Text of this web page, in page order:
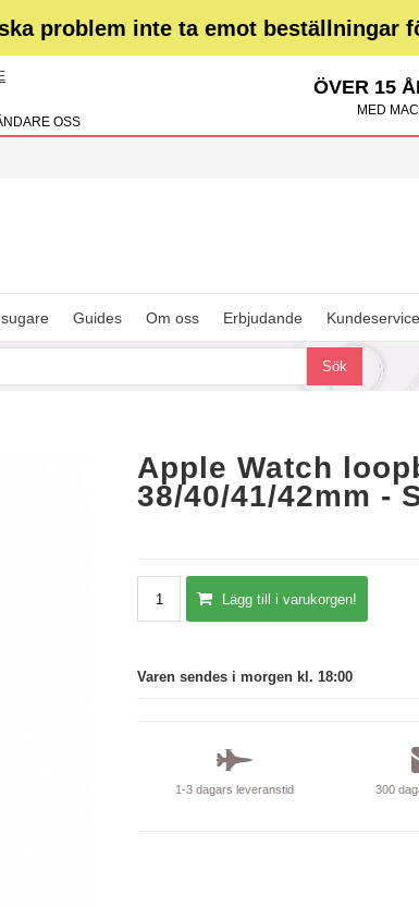
problem inte ta emot beställningar
OSS
ÖVER 15
MED
Guides Om oss Erbjudande
Apple Watch
38/40/41/42mm -
Lägg till i varukorgen!
Varen sendes i morgen kl. 18:00
1-3 dagars leveranstid 300